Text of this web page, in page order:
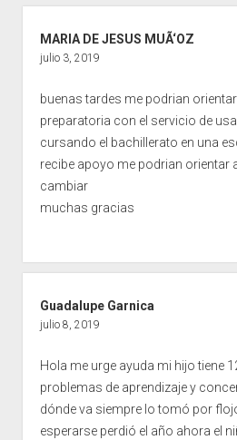
MARIA DE JESUS MUÃ‘OZ
julio 3, 2019
buenas tardes me podrian
preparatoria con el servicio de
cursando el bachillerato en una
recibe apoyo me podrian orientar
cambiar
muchas gracias
Guadalupe Garnica
julio 8, 2019
Hola me urge ayuda mi hijo tiene
problemas de aprendizaje y
dónde va siempre lo tomó por
esperarse perdió el año ahora el